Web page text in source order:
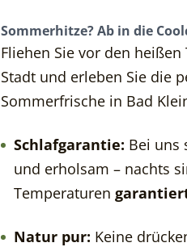
Sommerhitze? Ab in die
Fliehen Sie vor den
Stadt und erleben Sie die
Sommerfrische in Bad
Schlafgarantie: Bei uns
und erholsam – nachts
Temperaturen
Natur pur: Keine